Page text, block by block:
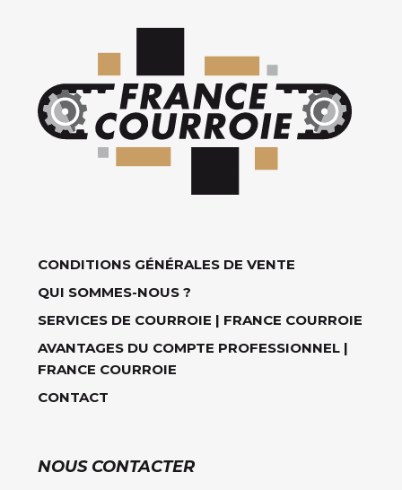
CONDITIONS GÉNÉRALES DE VENTE
QUI SOMMES-NOUS ?
SERVICES DE COURROIE | FRANCE COURROIE
AVANTAGES DU COMPTE PROFESSIONNEL |
FRANCE COURROIE
CONTACT
NOUS CONTACTER